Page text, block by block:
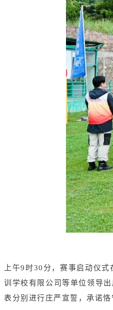
上午9时30分，赛事启动仪
训学校有限公司等单位领导
表分别进行庄严宣誓，承诺